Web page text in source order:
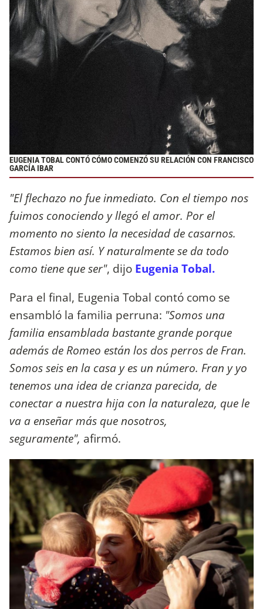
EUGENIA TOBAL CONTÓ CÓMO COMENZÓ SU RELACIÓN CON FRANCISCO
GARCÍA IBAR
"El flechazo no fue inmediato. Con el tiempo nos
fuimos conociendo y llegó el amor. Por el
momento no siento la necesidad de casarnos.
Estamos bien así. Y naturalmente se da todo
como tiene que ser", dijo Eugenia Tobal.
Para el final, Eugenia Tobal contó como se
ensambló la familia perruna: "Somos una
familia ensamblada bastante grande porque
además de Romeo están los dos perros de Fran.
Somos seis en la casa y es un número. Fran y yo
tenemos una idea de crianza parecida, de
conectar a nuestra hija con la naturaleza, que le
va a enseñar más que nosotros,
seguramente", afirmó.